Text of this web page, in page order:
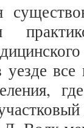
уезде